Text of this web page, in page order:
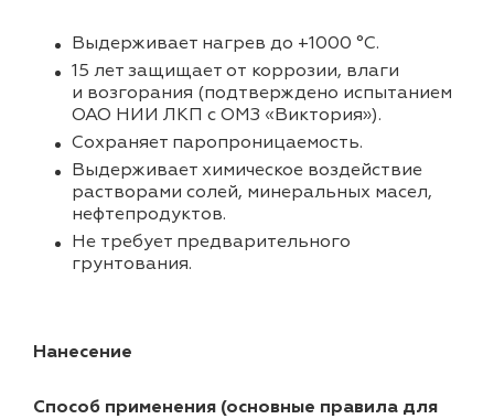
Выдерживает нагрев до +1000 °C.
15 лет защищает от коррозии, влаги
и возгорания (подтверждено испытанием
ОАО НИИ ЛКП с ОМЗ «Виктория»).
Cохраняет паропроницаемость.
Выдерживает химическое воздействие
растворами солей, минеральных масел,
нефтепродуктов.
Не требует предварительного
грунтования.
Нанесение
Способ применения (основные правила для